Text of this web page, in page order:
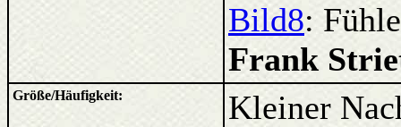
Bild8:
Frank
Größe/Häufigkeit:
Kleiner